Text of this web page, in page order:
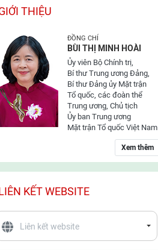
THIỆU
ĐỒNG CHÍ
BÙI THỊ MINH HOÀI
Ủy viên Bộ Chính trị,
Bí thư Trung ương Đảng,
Bí thư Đảng ủy Mặt trận
Tổ quốc, các đoàn thể
Trung ương, Chủ tịch
Ủy ban Trung ương
Mặt trận Tổ quốc Việt Nam
Xem thêm
KẾT WEBSITE